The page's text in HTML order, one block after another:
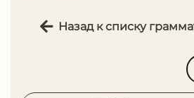
Назад к списку